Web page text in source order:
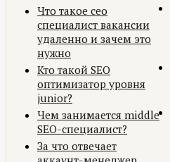
Что такое сео
специалист вакансии
удаленно и зачем это
нужно
Кто такой SEO
оптимизатор уровня
junior?
Чем занимается middle
SEO-специалист?
За что отвечает